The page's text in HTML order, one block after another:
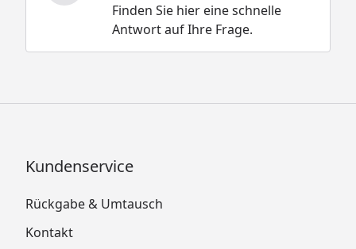
Finden Sie hier eine schnelle
Antwort auf Ihre Frage.
Kundenservice
Rückgabe & Umtausch
Kontakt